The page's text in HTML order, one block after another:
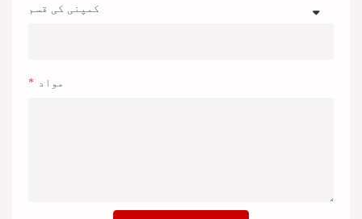
کمپنی کی قسم
مواد